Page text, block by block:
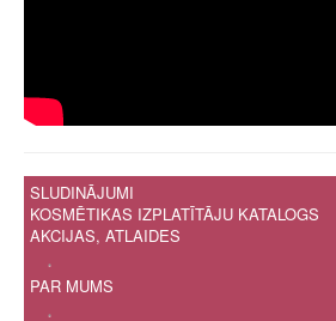
SLUDINĀJUMI
KOSMĒTIKAS IZPLATĪTĀJU KATALOGS
AKCIJAS, ATLAIDES
.
PAR MUMS
.